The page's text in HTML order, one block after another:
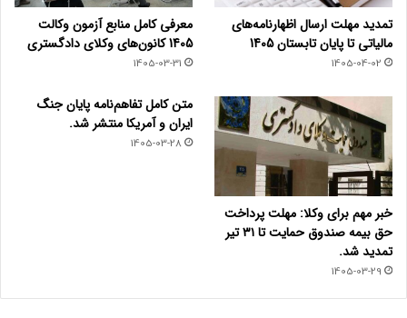
تمدید مهلت ارسال اظهارنامه‌های
مالیاتی تا پایان تابستان 1405
1405-04-02
معرفی کامل منابع آزمون وکالت
1405 کانون‌های وکلای دادگستری
1405-03-31
خبر مهم برای وکلا: مهلت پرداخت
حق بیمه صندوق حمایت تا ۳۱ تیر
تمدید شد.
1405-03-29
متن کامل تفاهم‌نامه پایان جنگ
ایران و آمریکا منتشر شد.
1405-03-28